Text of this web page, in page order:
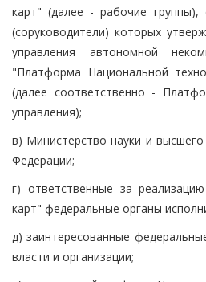
карт" (далее - рабочие группы),
(соруководители) которых
управления автономной
"Платформа Национальной
(далее соответственно -
управления);
в) Министерство науки и
Федерации;
г) ответственные за
карт" федеральные органы
д) заинтересованные
власти и организации;